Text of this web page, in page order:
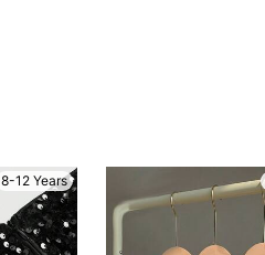
8-12 Years